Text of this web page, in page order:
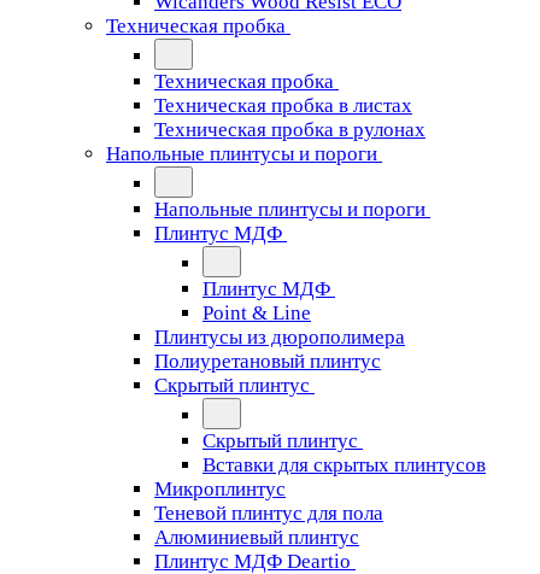
Техническая пробка
Техническая пробка
Техническая пробка в листах
Техническая пробка в рулонах
Напольные плинтусы и пороги
Напольные плинтусы и пороги
Плинтус МДФ
Плинтус МДФ
Point & Line
Плинтусы из дюрополимера
Полиуретановый плинтус
Скрытый плинтус
Скрытый плинтус
Вставки для скрытых плинтусов
Микроплинтус
Теневой плинтус для пола
Алюминиевый плинтус
Плинтус МДФ Deartio